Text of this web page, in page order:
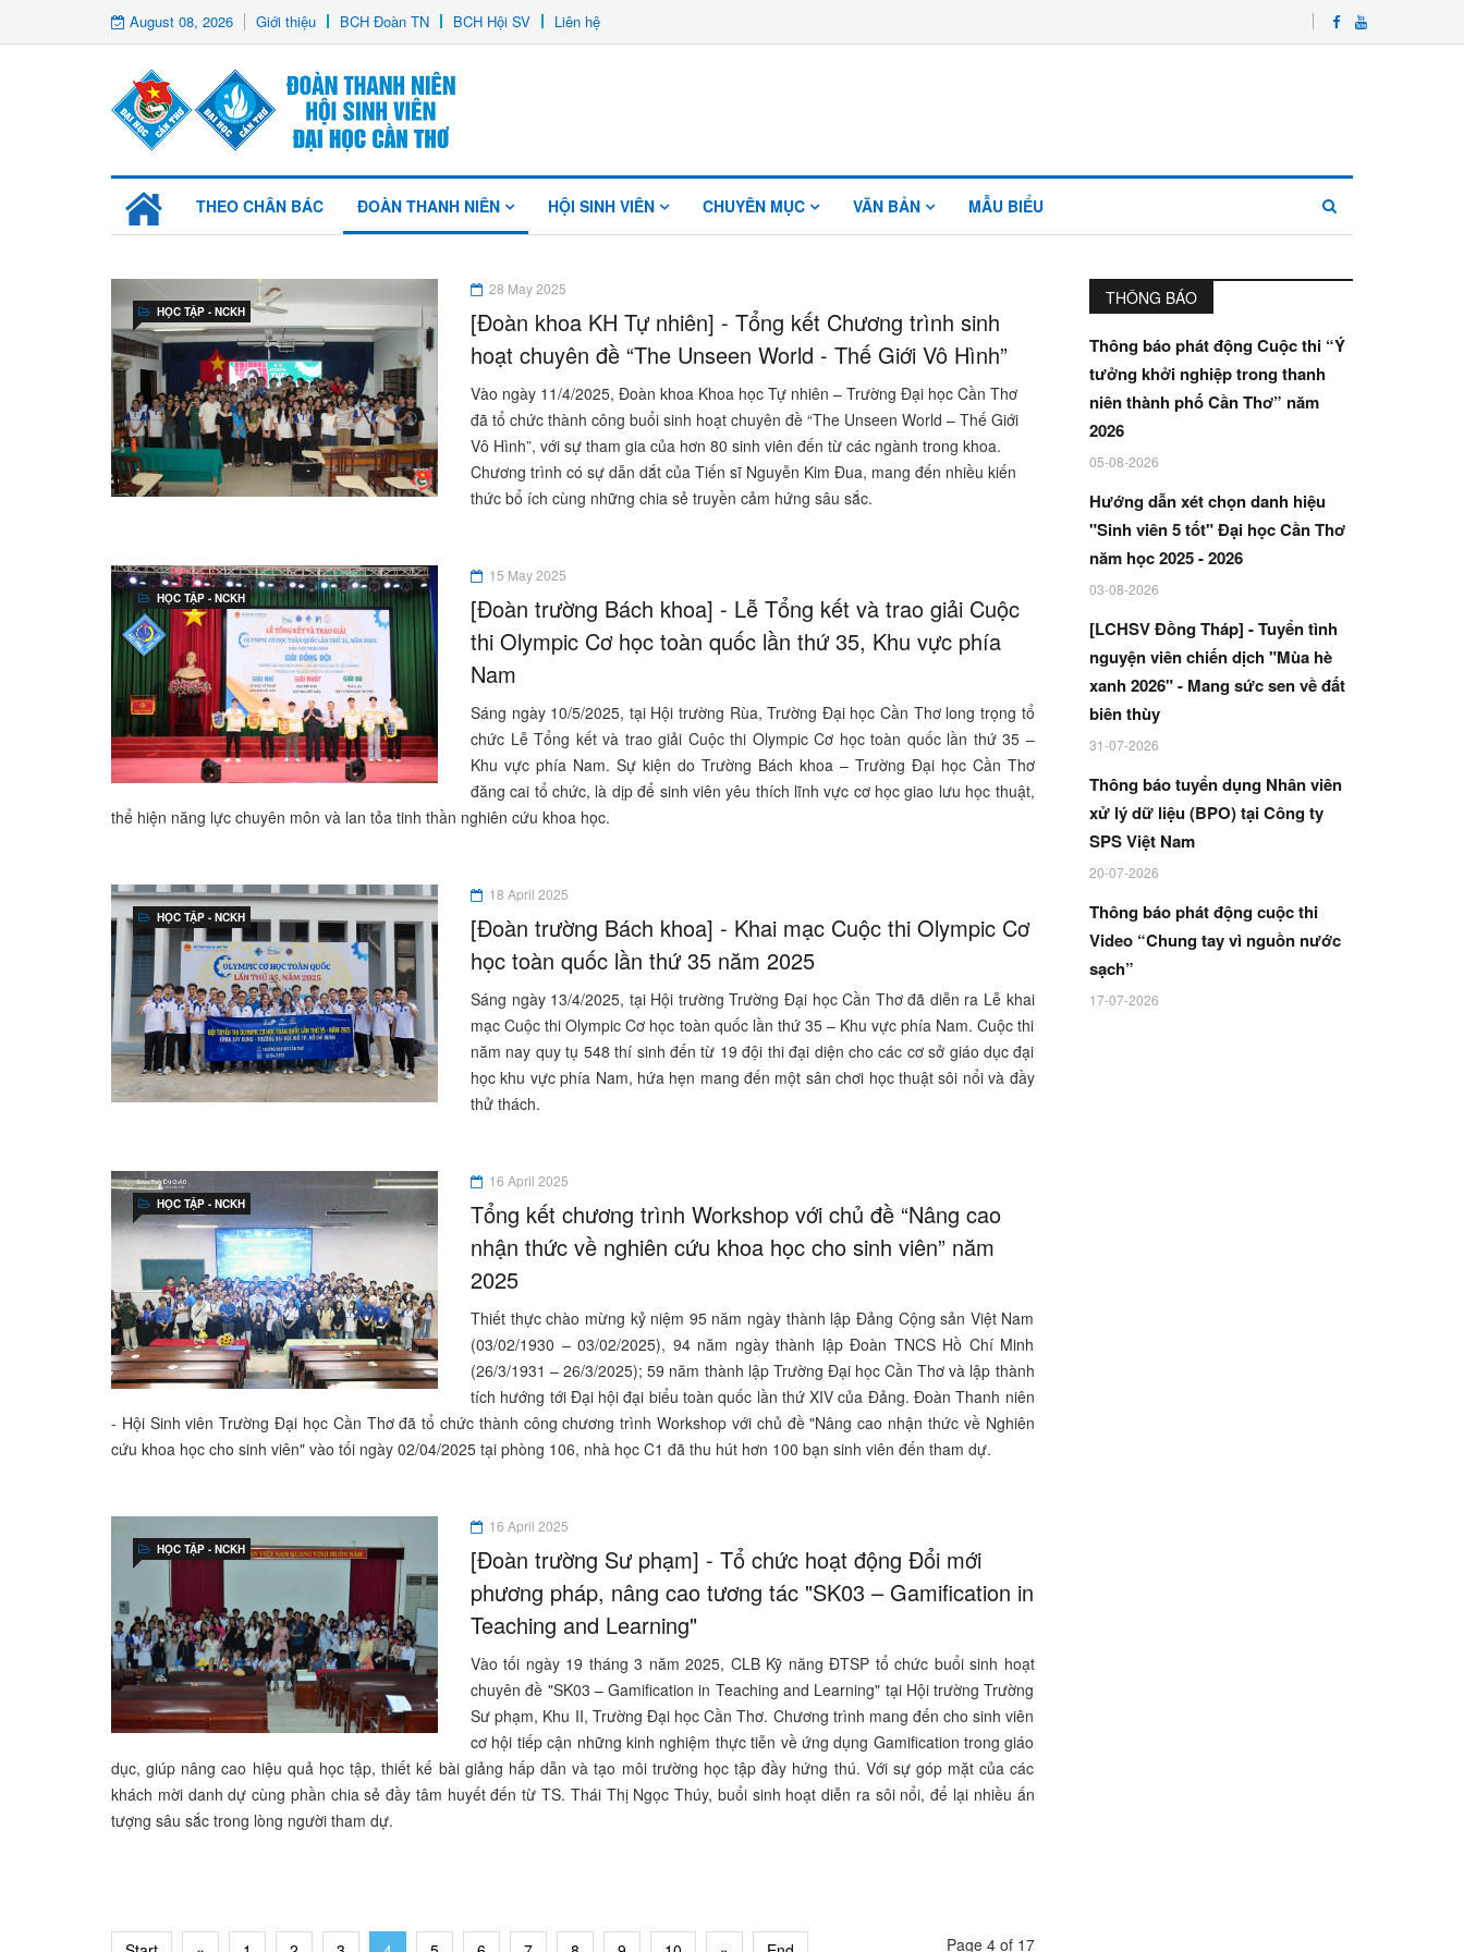
August 08, 2026 Giới thiệu BCH Đoàn TN BCH Hội SV Liên hệ
THEO CHÂN BÁC ĐOÀN THANH NIÊN HỘI SINH VIÊN CHUYÊN MỤC VĂN BẢN MẪU BIỂU
HỌC TẬP - NCKH
28 May 2025
[Đoàn khoa KH Tự nhiên] - Tổng kết Chương trình sinh
hoạt chuyên đề “The Unseen World - Thế Giới Vô Hình”
Vào ngày 11/4/2025, Đoàn khoa Khoa học Tự nhiên – Trường Đại học Cần Thơ
đã tổ chức thành công buổi sinh hoạt chuyên đề “The Unseen World – Thế Giới
Vô Hình”, với sự tham gia của hơn 80 sinh viên đến từ các ngành trong khoa.
Chương trình có sự dẫn dắt của Tiến sĩ Nguyễn Kim Đua, mang đến nhiều kiến
thức bổ ích cùng những chia sẻ truyền cảm hứng sâu sắc.
HỌC TẬP - NCKH
15 May 2025
[Đoàn trường Bách khoa] - Lễ Tổng kết và trao giải Cuộc
thi Olympic Cơ học toàn quốc lần thứ 35, Khu vực phía
Nam
Sáng ngày 10/5/2025, tại Hội trường Rùa, Trường Đại học Cần Thơ long trọng tổ
chức Lễ Tổng kết và trao giải Cuộc thi Olympic Cơ học toàn quốc lần thứ 35 –
Khu vực phía Nam. Sự kiện do Trường Bách khoa – Trường Đại học Cần Thơ
đăng cai tổ chức, là dịp để sinh viên yêu thích lĩnh vực cơ học giao lưu học thuật,
thể hiện năng lực chuyên môn và lan tỏa tinh thần nghiên cứu khoa học.
HỌC TẬP - NCKH
18 April 2025
[Đoàn trường Bách khoa] - Khai mạc Cuộc thi Olympic Cơ
học toàn quốc lần thứ 35 năm 2025
Sáng ngày 13/4/2025, tại Hội trường Trường Đại học Cần Thơ đã diễn ra Lễ khai
mạc Cuộc thi Olympic Cơ học toàn quốc lần thứ 35 – Khu vực phía Nam. Cuộc thi
năm nay quy tụ 548 thí sinh đến từ 19 đội thi đại diện cho các cơ sở giáo dục đại
học khu vực phía Nam, hứa hẹn mang đến một sân chơi học thuật sôi nổi và đầy
thử thách.
HỌC TẬP - NCKH
16 April 2025
Tổng kết chương trình Workshop với chủ đề “Nâng cao
nhận thức về nghiên cứu khoa học cho sinh viên” năm
2025
Thiết thực chào mừng kỷ niệm 95 năm ngày thành lập Đảng Cộng sản Việt Nam
(03/02/1930 – 03/02/2025), 94 năm ngày thành lập Đoàn TNCS Hồ Chí Minh
(26/3/1931 – 26/3/2025); 59 năm thành lập Trường Đại học Cần Thơ và lập thành
tích hướng tới Đại hội đại biểu toàn quốc lần thứ XIV của Đảng. Đoàn Thanh niên
- Hội Sinh viên Trường Đại học Cần Thơ đã tổ chức thành công chương trình Workshop với chủ đề "Nâng cao nhận thức về Nghiên
cứu khoa học cho sinh viên" vào tối ngày 02/04/2025 tại phòng 106, nhà học C1 đã thu hút hơn 100 bạn sinh viên đến tham dự.
HỌC TẬP - NCKH
16 April 2025
[Đoàn trường Sư phạm] - Tổ chức hoạt động Đổi mới
phương pháp, nâng cao tương tác "SK03 – Gamification in
Teaching and Learning"
Vào tối ngày 19 tháng 3 năm 2025, CLB Kỹ năng ĐTSP tổ chức buổi sinh hoạt
chuyên đề "SK03 – Gamification in Teaching and Learning" tại Hội trường Trường
Sư phạm, Khu II, Trường Đại học Cần Thơ. Chương trình mang đến cho sinh viên
cơ hội tiếp cận những kinh nghiệm thực tiễn về ứng dụng Gamification trong giáo
dục, giúp nâng cao hiệu quả học tập, thiết kế bài giảng hấp dẫn và tạo môi trường học tập đầy hứng thú. Với sự góp mặt của các
khách mời danh dự cùng phần chia sẻ đầy tâm huyết đến từ TS. Thái Thị Ngọc Thúy, buổi sinh hoạt diễn ra sôi nổi, để lại nhiều ấn
tượng sâu sắc trong lòng người tham dự.
Page 4 of 17
THÔNG BÁO
Thông báo phát động Cuộc thi “Ý
tưởng khởi nghiệp trong thanh
niên thành phố Cần Thơ” năm
2026
05-08-2026
Hướng dẫn xét chọn danh hiệu
"Sinh viên 5 tốt" Đại học Cần Thơ
năm học 2025 - 2026
03-08-2026
[LCHSV Đồng Tháp] - Tuyển tình
nguyện viên chiến dịch "Mùa hè
xanh 2026" - Mang sức sen về đất
biên thùy
31-07-2026
Thông báo tuyển dụng Nhân viên
xử lý dữ liệu (BPO) tại Công ty
SPS Việt Nam
20-07-2026
Thông báo phát động cuộc thi
Video “Chung tay vì nguồn nước
sạch”
17-07-2026